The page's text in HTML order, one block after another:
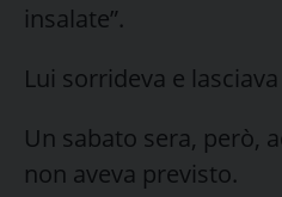
insalate”.
Lui sorrideva e
Un sabato sera, però,
non aveva previsto.